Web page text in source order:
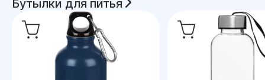
Бутылки для питья